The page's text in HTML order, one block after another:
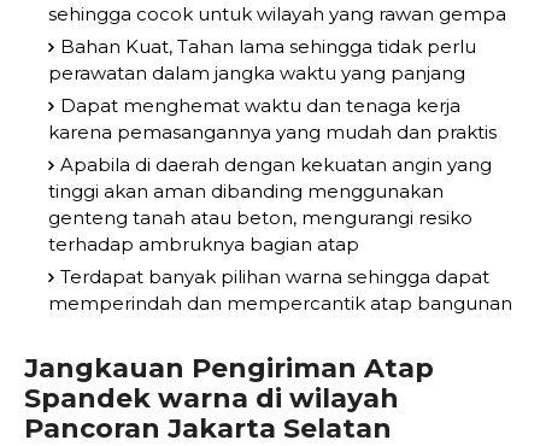
sehingga cocok untuk wilayah yang rawan gempa
Bahan Kuat, Tahan lama sehingga tidak perlu
perawatan dalam jangka waktu yang panjang
Dapat menghemat waktu dan tenaga kerja
karena pemasangannya yang mudah dan praktis
Apabila di daerah dengan kekuatan angin yang
tinggi akan aman dibanding menggunakan
genteng tanah atau beton, mengurangi resiko
terhadap ambruknya bagian atap
Terdapat banyak pilihan warna sehingga dapat
memperindah dan mempercantik atap bangunan
Jangkauan Pengiriman Atap
Spandek warna di wilayah
Pancoran Jakarta Selatan